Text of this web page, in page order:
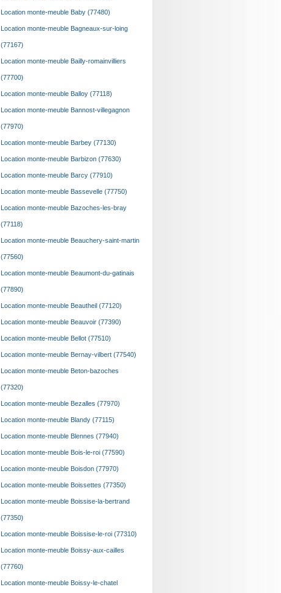
Location monte-meuble Baby (77480)
Location monte-meuble Bagneaux-sur-loing
(77167)
Location monte-meuble Bailly-romainvilliers
(77700)
Location monte-meuble Balloy (77118)
Location monte-meuble Bannost-villegagnon
(77970)
Location monte-meuble Barbey (77130)
Location monte-meuble Barbizon (77630)
Location monte-meuble Barcy (77910)
Location monte-meuble Bassevelle (77750)
Location monte-meuble Bazoches-les-bray
(77118)
Location monte-meuble Beauchery-saint-martin
(77560)
Location monte-meuble Beaumont-du-gatinais
(77890)
Location monte-meuble Beautheil (77120)
Location monte-meuble Beauvoir (77390)
Location monte-meuble Bellot (77510)
Location monte-meuble Bernay-vilbert (77540)
Location monte-meuble Beton-bazoches
(77320)
Location monte-meuble Bezalles (77970)
Location monte-meuble Blandy (77115)
Location monte-meuble Blennes (77940)
Location monte-meuble Bois-le-roi (77590)
Location monte-meuble Boisdon (77970)
Location monte-meuble Boissettes (77350)
Location monte-meuble Boissise-la-bertrand
(77350)
Location monte-meuble Boissise-le-roi (77310)
Location monte-meuble Boissy-aux-cailles
(77760)
Location monte-meuble Boissy-le-chatel